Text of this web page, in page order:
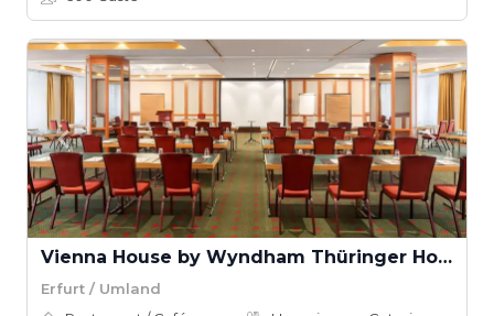
Vienna House by Wyndham Thüringer Hof Eisenach
Erfurt / Umland